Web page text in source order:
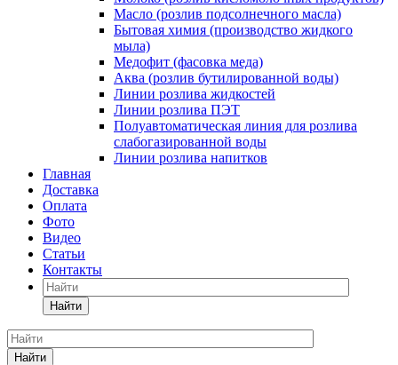
Масло (розлив подсолнечного масла)
Бытовая химия (производство жидкого
мыла)
Медофит (фасовка меда)
Аква (розлив бутилированной воды)
Линии розлива жидкостей
Линии розлива ПЭТ
Полуавтоматическая линия для розлива
слабогазированной воды
Линии розлива напитков
Главная
Доставка
Оплата
Фото
Видео
Статьи
Контакты
Найти
Найти